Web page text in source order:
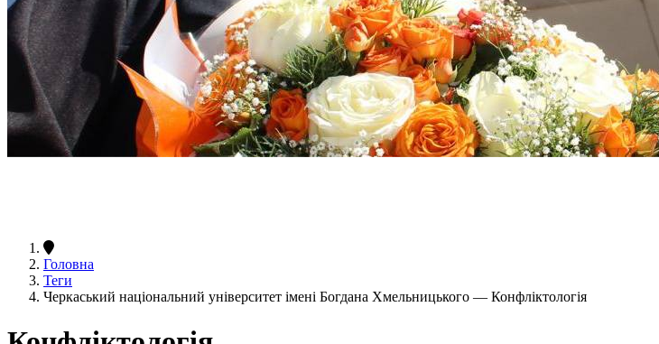
Головна
Теги
Черкаський національний університет імені Богдана Хмельницького — Конфліктологія